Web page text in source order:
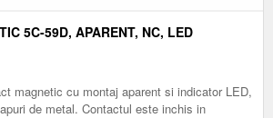
5C-59D, APARENT, NC, LED
magnetic cu montaj aparent si indicator LED,
de metal. Contactul este inchis in